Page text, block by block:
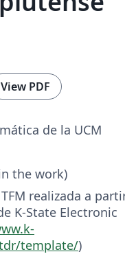
View PDF
de la UCM
the work)
realizada a
K-State Electronic
template/)